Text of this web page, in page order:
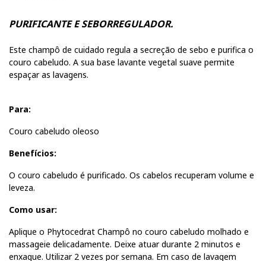
PURIFICANTE E SEBORREGULADOR.
Este champô de cuidado regula a secreção de sebo e purifica o
couro cabeludo. A sua base lavante vegetal suave permite
espaçar as lavagens.
Para:
Couro cabeludo oleoso
Benefícios:
O couro cabeludo é purificado. Os cabelos recuperam volume e
leveza.
Como usar:
Aplique o Phytocedrat Champô no couro cabeludo molhado e
massageie delicadamente. Deixe atuar durante 2 minutos e
enxague. Utilizar 2 vezes por semana. Em caso de lavagem